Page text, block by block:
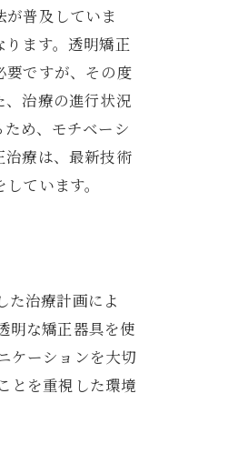
普及していま
ます。透明矯正
要ですが、その度
治療の進行状況
め、モチベーシ
治療は、最新技術
ています。
た治療計画によ
明な矯正器具を使
ケーションを大切
とを重視した環境